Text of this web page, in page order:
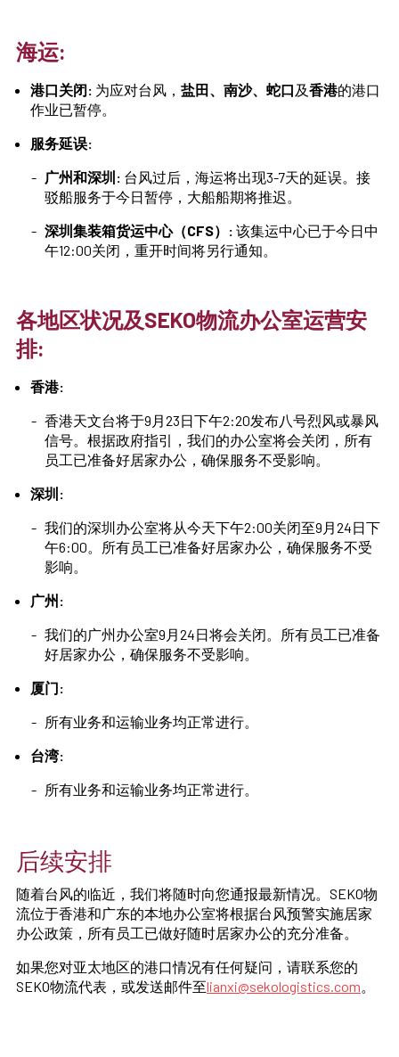
海运:
港口关闭: 为应对台风， 盐田、南沙、蛇口 及香港的港口
作业已暂停。
服务延误:
广州和深圳: 台风过后，海运将出现3-7天的延误。接
驳船服务于今日暂停，大船船期将推迟。
深圳集装箱货运中心（CFS）: 该集运中心已于今日中
午12:00关闭，重开时间将另行通知。
各地区状况及SEKO物流办公室运营安
排:
香港:
香港天文台将于9月23日下午2:20发布八号烈风或暴风
信号。根据政府指引，我们的办公室将会关闭，所有
员工已准备好居家办公，确保服务不受影响。
深圳:
我们的深圳办公室将从今天下午2:00关闭至9月24日下
午6:00。所有员工已准备好居家办公，确保服务不受
影响。
广州:
我们的广州办公室9月24日将会关闭。所有员工已准备
好居家办公，确保服务不受影响。
厦门:
所有业务和运输业务均正常进行。
台湾:
所有业务和运输业务均正常进行。
后续安排
随着台风的临近，我们将随时向您通报最新情况。SEKO物
流位于香港和广东的本地办公室将根据台风预警实施居家
办公政策，所有员工已做好随时居家办公的充分准备。
如果您对亚太地区的港口情况有任何疑问，请联系您的
SEKO物流代表，或发送邮件至lianxi@sekologistics.com